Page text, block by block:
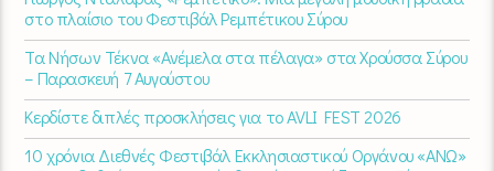
στο πλαίσιο του Φεστιβάλ Ρεμπέτικου Σύρου
Τα Νήσων Τέκνα «Ανέμελα στα πέλαγα» στα Χρούσσα Σύρου
– Παρασκευή 7 Αυγούστου
Κερδίστε διπλές προσκλήσεις για το AVLI FEST 2026
10 χρόνια Διεθνές Φεστιβάλ Εκκλησιαστικού Οργάνου «ΑΝΩ»